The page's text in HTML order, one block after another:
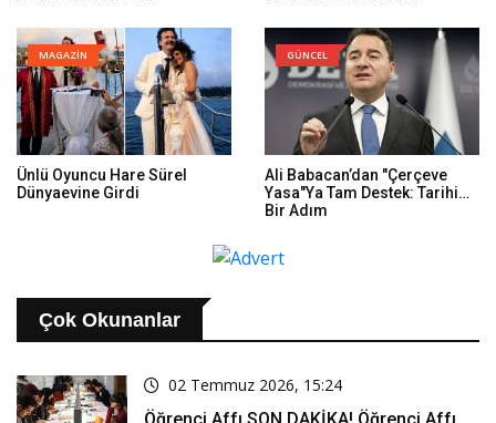
MAGAZİN
Ünlü Oyuncu Hare Sürel
Dünyaevine Girdi
GÜNCEL
Ali Babacan’dan "Çerçeve
Yasa"ya Tam Destek: Tarihi
Bir Adım
Çok Okunanlar
02 Temmuz 2026, 15:24
Öğrenci Affı SON DAKİKA! Öğrenci Affı